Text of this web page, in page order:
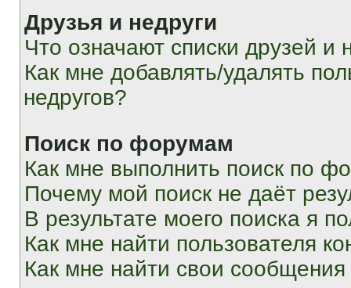
Друзья и недруги
Что означают списки друзей и
Как мне добавлять/удалять
недругов?
Поиск по форумам
Как мне выполнить поиск по
Почему мой поиск не даёт
В результате моего поиска я
Как мне найти пользователя
Как мне найти свои